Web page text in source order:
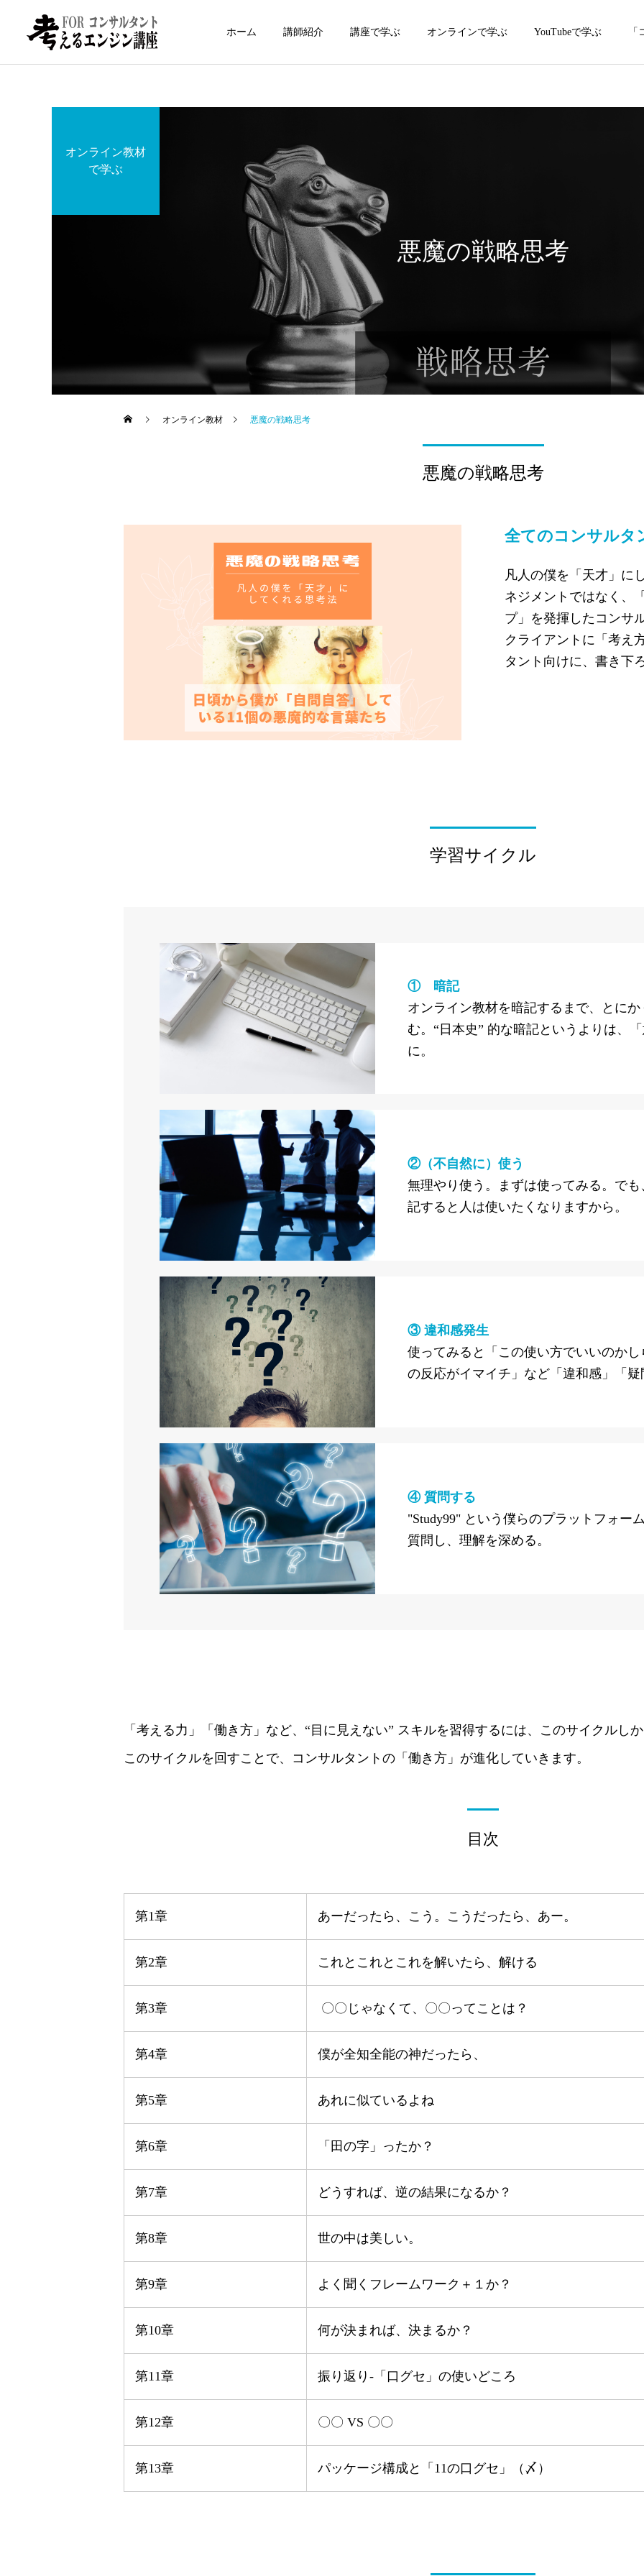
ホーム 講師紹介 講座で学ぶ オンラインで学ぶ YouTubeで学ぶ
悪魔の戦略思考
オンライン教材
で学ぶ
オンライン教材 悪魔の戦略思考
悪魔の戦略思考
全てのコンサルタ
凡人の僕を「天才」に
ネジメントではなく、
プ」を発揮したコンサ
クライアントに「考え
タント向けに、書き下
学習サイクル
① 暗記
オンライン教材を暗記するまで、とに
む。“日本史” 的な暗記というよりは、
に。
②（不自然に）使う
無理やり使う。まずは使ってみる。で
記すると人は使いたくなりますから。
③ 違和感発生
使ってみると「この使い方でいいのか
の反応がイマイチ」など「違和感」「疑
④ 質問する
"Study99" という僕らのプラットフォー
質問し、理解を深める。
「考える力」「働き方」など、“目に見えない” スキルを習得するには、このサイクルしか
このサイクルを回すことで、コンサルタントの「働き方」が進化していきます。
目次
第1章 あーだったら、こう。こうだったら、あー。
第2章 これとこれとこれを解いたら、解ける
第3章 〇〇じゃなくて、〇〇ってことは？
第4章 僕が全知全能の神だったら、
第5章 あれに似ているよね
第6章 「田の字」ったか？
第7章 どうすれば、逆の結果になるか？
第8章 世の中は美しい。
第9章 よく聞くフレームワーク＋１か？
第10章 何が決まれば、決まるか？
第11章 振り返り‐「口グセ」の使いどころ
第12章 〇〇 VS 〇〇
第13章 パッケージ構成と「11の口グセ」（〆）